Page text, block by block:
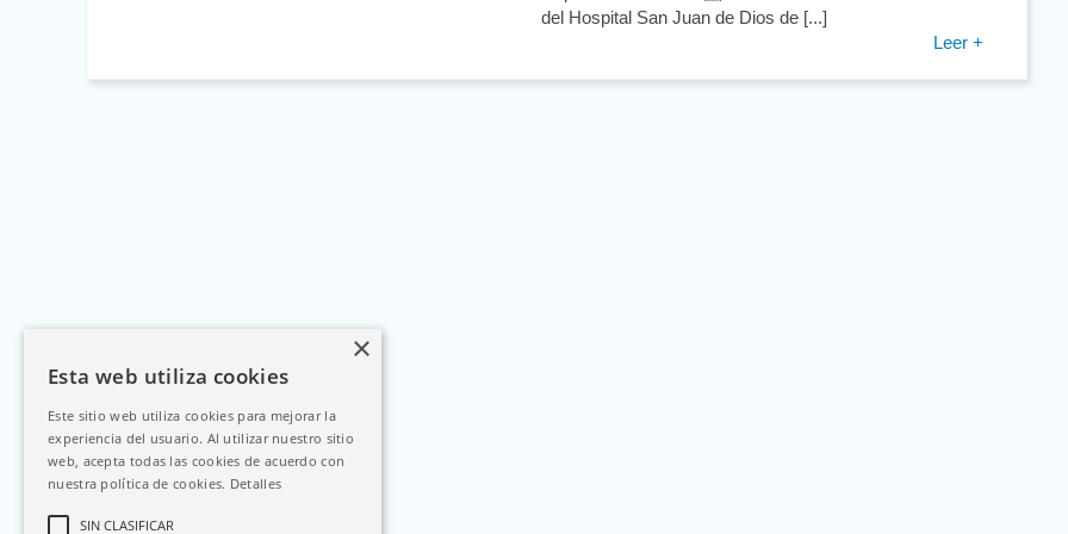
del Hospital San Juan de Dios de [...]
Leer +
Esta web utiliza cookies
Este sitio web utiliza cookies para mejorar la
experiencia del usuario. Al utilizar nuestro sitio
web, acepta todas las cookies de acuerdo con
nuestra política de cookies. Detalles
SIN CLASIFICAR
×